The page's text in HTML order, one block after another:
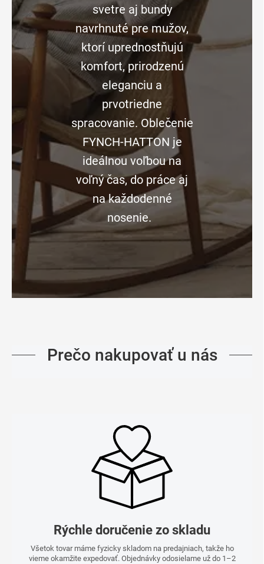
svetre aj bundy
navrhnuté pre mužov,
ktorí uprednostňujú
komfort, prirodzenú
eleganciu a
prvotriedne
spracovanie. Oblečenie
FYNCH-HATTON je
ideálnou voľbou na
voľný čas, do práce aj
na každodenné
nosenie.
Prečo nakupovať u nás
Rýchle doručenie zo skladu
Všetok tovar máme fyzicky skladom na predajniach, takže ho
vieme okamžite expedovať. Objednávky odosielame už do 1–2